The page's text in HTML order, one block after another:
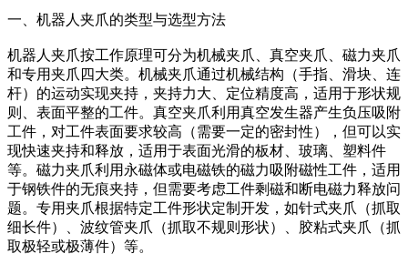
一、机器人夹爪的类型与选型方法
机器人夹爪按工作原理可分为机械夹爪、真空夹爪、磁力夹爪
和专用夹爪四大类。机械夹爪通过机械结构（手指、滑块、连
杆）的运动实现夹持，夹持力大、定位精度高，适用于形状规
则、表面平整的工件。真空夹爪利用真空发生器产生负压吸附
工件，对工件表面要求较高（需要一定的密封性），但可以实
现快速夹持和释放，适用于表面光滑的板材、玻璃、塑料件
等。磁力夹爪利用永磁体或电磁铁的磁力吸附磁性工件，适用
于钢铁件的无痕夹持，但需要考虑工件剩磁和断电磁力释放问
题。专用夹爪根据特定工件形状定制开发，如针式夹爪（抓取
细长件）、波纹管夹爪（抓取不规则形状）、胶粘式夹爪（抓
取极轻或极薄件）等。